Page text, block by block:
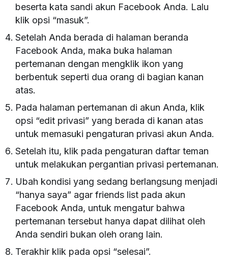
beserta kata sandi akun Facebook Anda. Lalu
klik opsi “masuk”.
Setelah Anda berada di halaman beranda
Facebook Anda, maka buka halaman
pertemanan dengan mengklik ikon yang
berbentuk seperti dua orang di bagian kanan
atas.
Pada halaman pertemanan di akun Anda, klik
opsi “edit privasi” yang berada di kanan atas
untuk memasuki pengaturan privasi akun Anda.
Setelah itu, klik pada pengaturan daftar teman
untuk melakukan pergantian privasi pertemanan.
Ubah kondisi yang sedang berlangsung menjadi
“hanya saya” agar friends list pada akun
Facebook Anda, untuk mengatur bahwa
pertemanan tersebut hanya dapat dilihat oleh
Anda sendiri bukan oleh orang lain.
Terakhir klik pada opsi “selesai”.